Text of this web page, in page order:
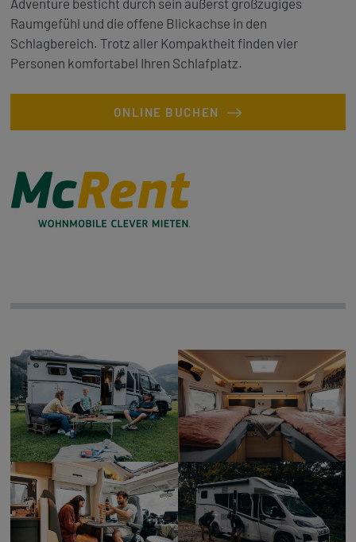
Adventure besticht durch sein äußerst großzügiges
Raumgefühl und die offene Blickachse in den
Schlagbereich. Trotz aller Kompaktheit finden vier
Personen komfortabel Ihren Schlafplatz.
ONLINE BUCHEN